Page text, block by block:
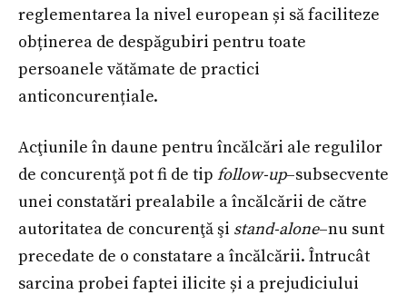
reglementarea la nivel european și să faciliteze
obținerea de despăgubiri pentru toate
persoanele vătămate de practici
anticoncurențiale.
Acţiunile în daune pentru încălcări ale regulilor
de concurenţă pot fi de tip follow-up–subsecvente
unei constatări prealabile a încălcării de către
autoritatea de concurenţă şi stand-alone–nu sunt
precedate de o constatare a încălcării. Întrucât
sarcina probei faptei ilicite și a prejudiciului